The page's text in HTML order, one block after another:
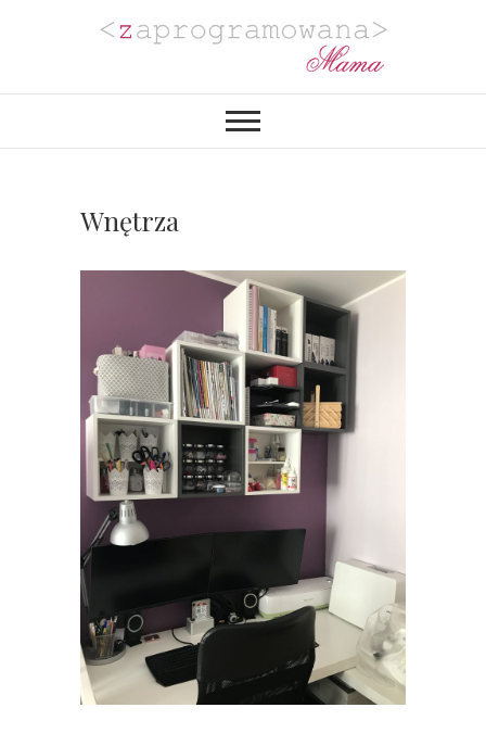
Zaprogramowana
Mama
ORGANIZACJI I REALIZACJI
WYJĄTKOWYCH WESEL.
Wnętrza